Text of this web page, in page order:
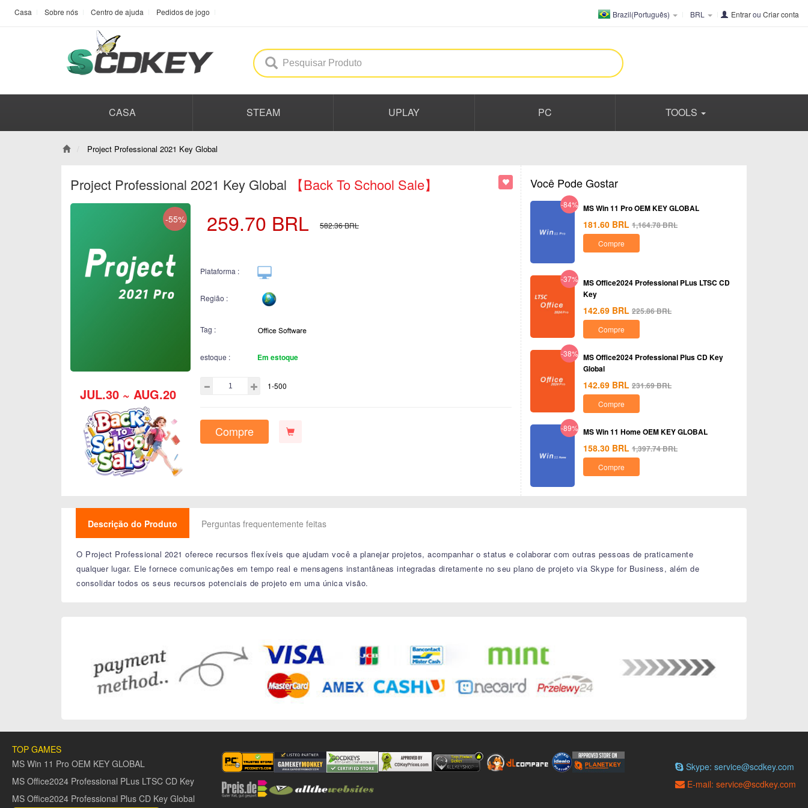
Casa Sobre nós Centro de ajuda Pedidos de jogo Brazil(Português) BRL Entrarou Criar conta
CASA STEAM UPLAY PC TOOLS
Project Professional 2021 Key Global
Project Professional 2021 Key Global 【Back To School Sale】
-55%
JUL.30 ~ AUG.20
259.70 BRL 582.36BRL
Plataforma :
Região :
Tag :
estoque : Em estoque
1-500
Compre
Você Pode Gostar
-84% MS Win 11 Pro OEM KEY GLOBAL
181.60 BRL 1,164.78BRL
Compre
-37% MS Office2024 Professional PLus LTSC CD
Key
142.69 BRL 225.86BRL
Compre
-38% MS Office2024 Professional Plus CD Key
Global
142.69 BRL 231.69BRL
Compre
-89% MS Win 11 Home OEM KEY GLOBAL
158.30 BRL 1,397.74BRL
Compre
Descrição do Produto Perguntas frequentemente feitas
O Project Professional 2021 oferece recursos flexíveis que ajudam você a planejar projetos, acompanhar o status e colaborar com outras pessoas de praticamente
qualquer lugar. Ele fornece comunicações em tempo real e mensagens instantâneas integradas diretamente no seu plano de projeto via Skype for Business, além de
consolidar todos os seus recursos potenciais de projeto em uma única visão.
TOP GAMES
MS Win 11 Pro OEM KEY GLOBAL
MS Office2024 Professional PLus LTSC CD Key
MS Office2024 Professional Plus CD Key Global
Skype: service@scdkey.com
E-mail: service@scdkey.com